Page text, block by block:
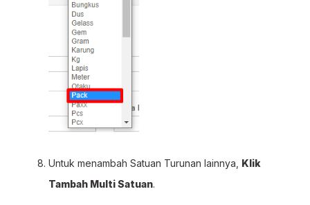
Untuk menambah Satuan Turunan lainnya, Klik
Tambah Multi Satuan.